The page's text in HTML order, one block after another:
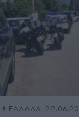
ΕΛΛΑΔΑ